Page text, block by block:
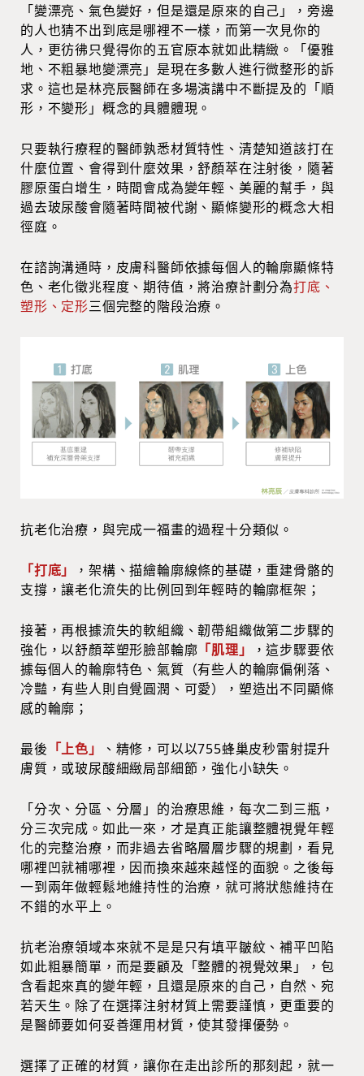
「變漂亮、氣色變好，但是還是原來的自己」，旁邊
的人也猜不出到底是哪裡不一樣，而第一次見你的
人，更彷彿只覺得你的五官原本就如此精緻。「優雅
地、不粗暴地變漂亮」是現在多數人進行微整形的訴
求。這也是林亮辰醫師在多場演講中不斷提及的「順
形，不變形」概念的具體體現。
只要執行療程的醫師孰悉材質特性、清楚知道該打在
什麼位置、會得到什麼效果，舒顏萃在注射後，隨著
膠原蛋白增生，時間會成為變年輕、美麗的幫手，與
過去玻尿酸會隨著時間被代謝、顯條變形的概念大相
徑庭。
在諮詢溝通時，皮膚科醫師依據每個人的輪廓顯條特
色、老化徵兆程度、期待值，將治療計劃分為打底、
塑形、定形三個完整的階段治療。
抗老化治療，與完成一福畫的過程十分類似。
「打底」
，架構、描繪輪廓線條的基礎，重建骨骼的
支撐，讓老化流失的比例回到年輕時的輪廓框架；
接著，再根據流失的軟組織、韌帶組織做第二步驟的
強化，以舒顏萃塑形臉部輪廓 「肌理」
，這步驟要依
據每個人的輪廓特色、氣質（有些人的輪廓偏俐落、
冷豔，有些人則自覺圓潤、可愛），塑造出不同顯條
感的輪廓；
最後 「上色」
、精修，可以以755蜂巢皮秒雷射提升
膚質，或玻尿酸細緻局部細節，強化小缺失。
「分次、分區、分層」的治療思維，每次二到三瓶，
分三次完成。如此一來，才是真正能讓整體視覺年輕
化的完整治療，而非過去省略層層步驟的規劃，看見
哪裡凹就補哪裡，因而換來越來越怪的面貌。之後每
一到兩年做輕鬆地維持性的治療，就可將狀態維持在
不錯的水平上。
抗老治療領域本來就不是是只有填平皺紋、補平凹陷
如此粗暴簡單，而是要顧及「整體的視覺效果」，包
含看起來真的變年輕，且還是原來的自己，自然、宛
若天生。除了在選擇注射材質上需要謹慎，更重要的
是醫師要如何妥善運用材質，使其發揮優勢。
選擇了正確的材質，讓你在走出診所的那刻起，就一